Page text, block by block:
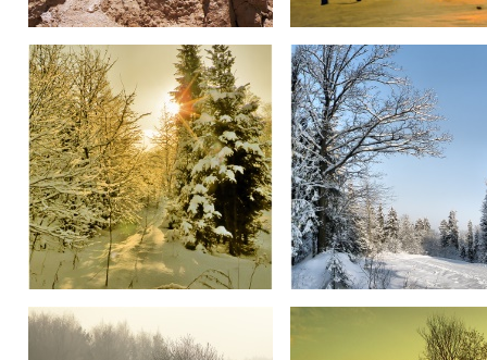
Горы "Закатный"
*** Зима